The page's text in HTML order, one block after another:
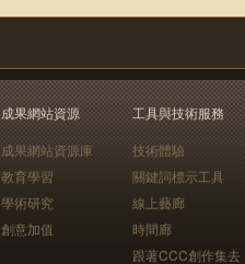
成果網站資源
成果網站資源庫
教育學習
學術研究
創意加值
工具與技術服務
技術體驗
關鍵詞標示工具
線上藝廊
時間廊
跟著CCC創作集去